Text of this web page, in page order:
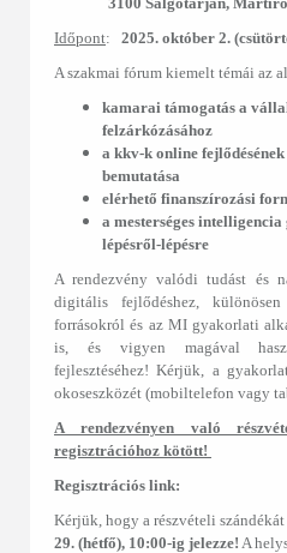
Időpont:
2025. október 2.
A szakmai fórum kiemelt témái az
kamarai támogatás a
felzárkózásához
a kkv-k online
bemutatása
elérhető finanszírozási
a mesterséges
lépésről-lépésre
A rendezvény valódi tudást és
digitális fejlődéshez,
forrásokról és az MI gyakorlati
is, és vigyen magával
fejlesztéséhez! Kérjük, a
okoseszközét (mobiltelefon vagy
A rendezvényen való
regisztrációhoz kötött!
Regisztrációs link:
Kérjük, hogy a részvételi
29. (hétfő), 10:00-ig jelezze! A